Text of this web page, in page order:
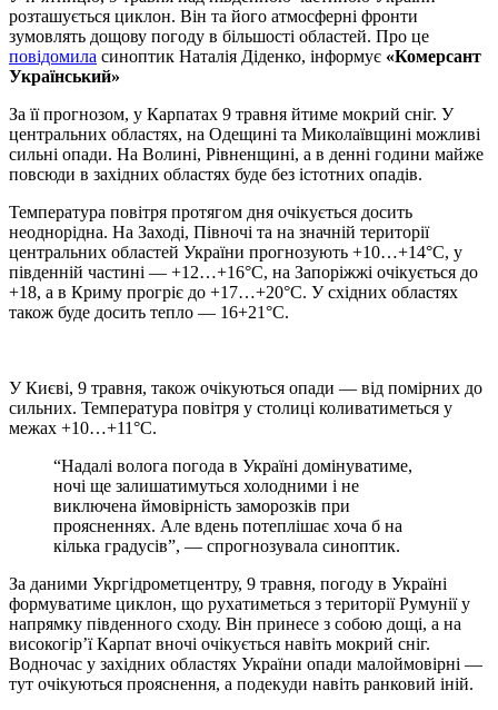
розташується циклон. Він та його атмосферні фронти
зумовлять дощову погоду в більшості областей. Про це
повідомила синоптик Наталія Діденко, інформує «Комерсант
Український»
За її прогнозом, у Карпатах 9 травня йтиме мокрий сніг. У
центральних областях, на Одещині та Миколаївщині можливі
сильні опади. На Волині, Рівненщині, а в денні години майже
повсюди в західних областях буде без істотних опадів.
Температура повітря протягом дня очікується досить
неоднорідна. На Заході, Півночі та на значній території
центральних областей України прогнозують +10…+14°C, у
південній частині — +12…+16°C, на Запоріжжі очікується до
+18, а в Криму прогріє до +17…+20°C. У східних областях
також буде досить тепло — 16+21°C.
У Києві, 9 травня, також очікуються опади — від помірних до
сильних. Температура повітря у столиці коливатиметься у
межах +10…+11°C.
“Надалі волога погода в Україні домінуватиме,
ночі ще залишатимуться холодними і не
виключена ймовірність заморозків при
проясненнях. Але вдень потеплішає хоча б на
кілька градусів”, — спрогнозувала синоптик.
За даними Укргідрометцентру, 9 травня, погоду в Україні
формуватиме циклон, що рухатиметься з території Румунії у
напрямку південного сходу. Він принесе з собою дощі, а на
високогір’ї Карпат вночі очікується навіть мокрий сніг.
Водночас у західних областях України опади малоймовірні —
тут очікуються прояснення, а подекуди навіть ранковий іній.